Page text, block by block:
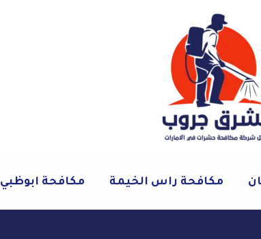
مكافحة راس الخيمة مكافحة ابوظبي